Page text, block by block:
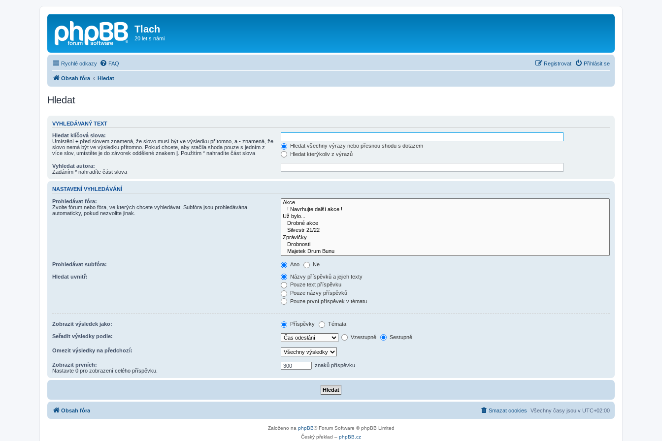
Tlach
20 let s námi
Rychlé odkazy FAQ Přihlásit se
Registrovat
Obsah fóra Hledat
Hledat
VYHLEDÁVANÝ TEXT
Hledat klíčová slova:
Umístění + před slovem znamená, že slovo musí být ve výsledku přítomno, a - znamená, že
slovo nemá být ve výsledku přítomno. Pokud chcete, aby stačila shoda pouze s jedním z
více slov, umístěte je do závorek oddělené znakem | . Použitím * nahradíte část slova
Hledat všechny výrazy nebo přesnou shodu s dotazem
Hledat kterýkoliv z výrazů
Vyhledat autora:
Zadáním * nahradíte část slova
NASTAVENÍ VYHLEDÁVÁNÍ
Prohledávat fóra:
Zvolte fórum nebo fóra, ve kterých chcete vyhledávat. Subfóra jsou prohledávána
automaticky, pokud nezvolíte jinak.
Prohledávat subfóra: Ano Ne
Hledat uvnitř:
Názvy příspěvků a jejich texty
Pouze text příspěvku
Pouze názvy příspěvků
Pouze první příspěvek v tématu
Zobrazit výsledek jako: Příspěvky Témata
Seřadit výsledky podle: Vzestupně Sestupně
Omezit výsledky na předchozí:
Zobrazit prvních:
Nastavte 0 pro zobrazení celého příspěvku.
znaků příspěvku
Obsah fóra Všechny časy jsou v UTC+02:00
Smazat cookies
Založeno na phpBB® Forum Software © phpBB Limited
Český překlad – phpBB.cz